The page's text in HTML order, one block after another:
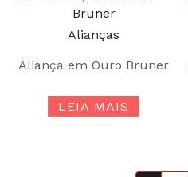
Alianças
Aliança em Ouro Bruner
LEIA MAIS